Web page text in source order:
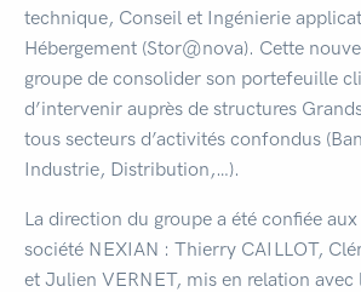
technique, Conseil et Ingénierie
Hébergement (Stor@nova). Cette
groupe de consolider son portefeuille
d’intervenir auprès de structures
tous secteurs d’activités confondus
Industrie, Distribution,…).
La direction du groupe a été confiée
société NEXIAN : Thierry CAILLOT,
et Julien VERNET, mis en relation avec